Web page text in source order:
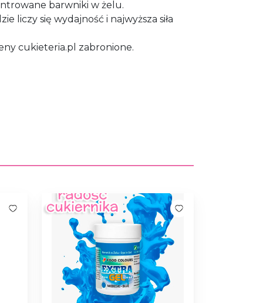
barwniki w żelu.
liczy się wydajność i najwyższa siła
cukieteria.pl zabronione.